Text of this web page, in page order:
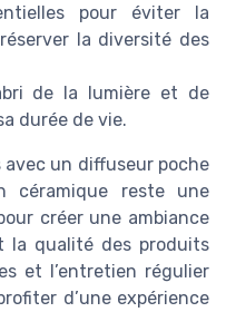
pour éviter la
la diversité des
de la lumière et de
durée de vie.
un diffuseur poche
céramique reste une
créer une ambiance
la qualité des produits
et l’entretien régulier
d’une expérience